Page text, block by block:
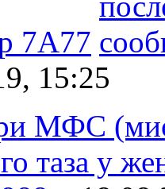
7А77
15:25
МФС
таза у